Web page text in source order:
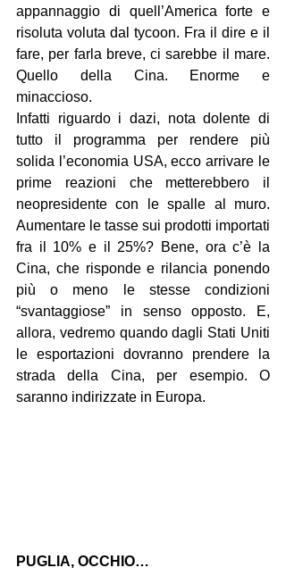
appannaggio di quell’America forte e
risoluta voluta dal tycoon. Fra il dire e il
fare, per farla breve, ci sarebbe il mare.
Quello della Cina. Enorme e
minaccioso.
Infatti riguardo i dazi, nota dolente di
tutto il programma per rendere più
solida l’economia USA, ecco arrivare le
prime reazioni che metterebbero il
neopresidente con le spalle al muro.
Aumentare le tasse sui prodotti importati
fra il 10% e il 25%? Bene, ora c’è la
Cina, che risponde e rilancia ponendo
più o meno le stesse condizioni
“svantaggiose” in senso opposto. E,
allora, vedremo quando dagli Stati Uniti
le esportazioni dovranno prendere la
strada della Cina, per esempio. O
saranno indirizzate in Europa.
PUGLIA, OCCHIO…